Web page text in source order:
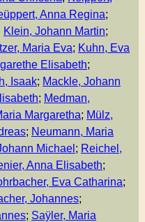
Anna Regina;
Klein, Johann Martin;
Maria Eva; Kuhn, Eva
Elisabeth;
Isaak; Mackle, Johann
; Medman,
Margaretha; Mülz,
; Neumann, Maria
Michael ; Reichel,
Anna Elisabeth;
Eva Catharina;
Johannes;
; Saÿler, Maria